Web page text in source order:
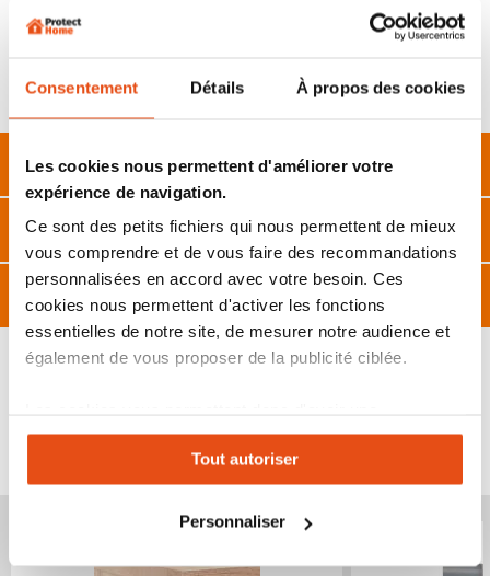
Consentement Détails À propos des cookies
Les cookies nous permettent d'améliorer votre
expérience de navigation.
Ce sont des petits fichiers qui nous permettent de mieux
vous comprendre et de vous faire des recommandations
personnalisées en accord avec votre besoin. Ces
cookies nous permettent d'activer les fonctions
essentielles de notre site, de mesurer notre audience et
également de vous proposer de la publicité ciblée.
expérience personnalisée sur notre site. Vous pouvez
changer votre choix à n'importe quel moment. Refuser
tous les cookies peut limiter certaines fonctionnalités.
Tout autoriser
Personnaliser
Idéal pour les bébés dès la naissance
(maximum 8
kilos)
Contenu : x 1 matelas
Description
Caractéristiques
FAQ
VOUS POURRIEZ ÉGALEMENT ÊTRE INTÉRESSÉ